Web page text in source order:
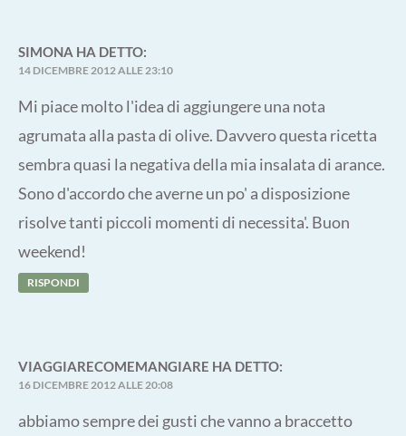
SIMONA HA DETTO:
14 DICEMBRE 2012 ALLE 23:10
Mi piace molto l'idea di aggiungere una nota
agrumata alla pasta di olive. Davvero questa ricetta
sembra quasi la negativa della mia insalata di arance.
Sono d'accordo che averne un po' a disposizione
risolve tanti piccoli momenti di necessita'. Buon
weekend!
RISPONDI
VIAGGIARECOMEMANGIARE HA DETTO:
16 DICEMBRE 2012 ALLE 20:08
abbiamo sempre dei gusti che vanno a braccetto